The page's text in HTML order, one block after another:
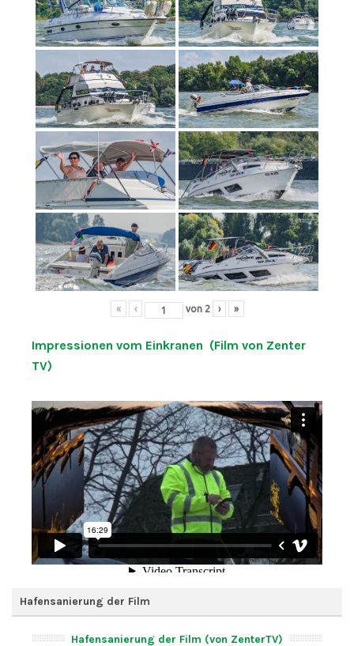
« ‹ von 2 › »
Impressionen vom Einkranen (Film von Zenter
TV)
Hafensanierung der Film
Hafensanierung der Film (von ZenterTV)